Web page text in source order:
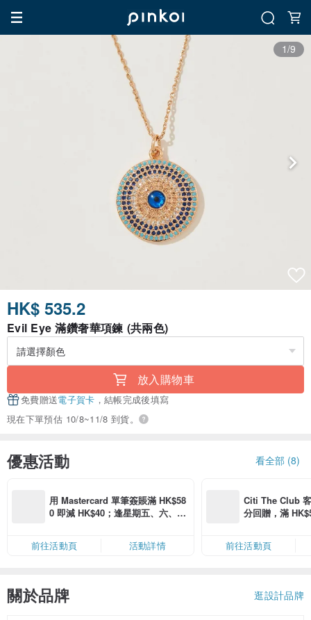
1/9
HK$ 535.2
Evil Eye 滿鑽奢華項鍊 (共兩色)
放入購物車
免費贈送電子賀卡 ，結帳完成後填寫
現在下單預估 10/8~11/8 到貨。
優惠活動 看全部 (8)
用 Mastercard 單筆簽賬滿 HK$58
0 即減 HK$40；逢星期五、六、日
卡」結帳）
前往活動頁 活動詳情
Citi The Club
分回贈，滿
前往活動頁
關於品牌 逛設計品牌